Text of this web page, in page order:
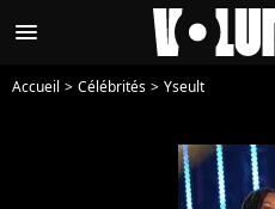
menu
Accueil Célébrités Yseult